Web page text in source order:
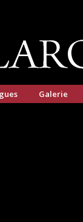
Galerie